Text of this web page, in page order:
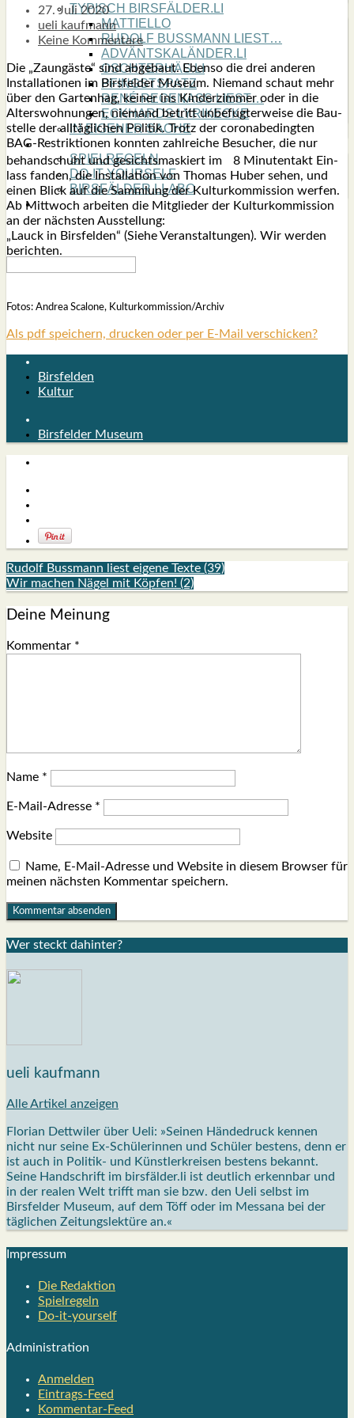
TYPISCH BIRSFÄLDER.LI
MATTIELLO
RUDOLF BUSS­MANN LIEST…
ADVÄNTSKALÄNDER.LI
OSCHTERHÄS.LI
PFINGST­SPATZ
RENÉ REGEN­ASS LIEST…
ECK­HARDS LYRIK­ECKE
IN EIGE­NER SACHE
SO GOOT’S
SPIEL­RE­GELN
DO-IT-YOUR­S­ELF
BIRSFÄLDER.LI-ABO
SHOUT­BOX
27. Juli 2020
ueli kaufmann
Keine Kommentare
Die „Zaun­gäs­te“ sind abge­baut. Eben­so die drei ande­ren
Instal­la­tio­nen im Birs­fel­der Muse­um. Nie­mand schaut mehr
über den Gar­ten­hag, kei­ner ins Kin­der­zim­mer oder in die
Alters­woh­nun­gen, nie­mand betritt unbe­fug­ter­wei­se die Bau­
stel­le der all­täg­li­chen Poli­tik. Trotz der coro­nabe­ding­ten
BAG-Restrik­tio­nen konn­ten zahl­rei­che Besu­cher, die nur
behand­schuht und gesichts­mas­kiert im 8 Minu­ten­takt Ein­
lass fan­den, die Instal­la­ti­on von Tho­mas Huber sehen, und
einen Blick auf die Samm­lung der Kul­tur­kom­mis­si­on wer­fen.
Ab Mitt­woch arbei­ten die Mit­glie­der der Kul­tur­kom­mis­si­on
an der nächs­ten Aus­stel­lung:
„Lauck in Birs­fel­den“ (Sie­he Ver­an­stal­tun­gen). Wir wer­den
berich­ten.
Fotos: Andrea Sca­lo­ne, Kulturkommission/Archiv
Als pdf speichern, drucken oder per E-Mail verschicken?
Birsfelden
Kultur
Birsfelder Museum
Rudolf Bussmann liest eigene Texte (39)
Wir machen Nägel mit Köpfen! (2)
Deine Meinung
Kommentar *
Name *
E-Mail-Adresse *
Website
Name, E-Mail-Adresse und Website in diesem Browser für
meinen nächsten Kommentar speichern.
Wer steckt dahin­ter?
ueli kaufmann
Alle Artikel anzeigen
Florian Dettwiler über Ueli: »Seinen Händedruck kennen
nicht nur seine Ex-Schülerinnen und Schüler bestens, denn er
ist auch in Politik- und Künstlerkreisen bestens bekannt.
Seine Handschrift im birsfälder.li ist deutlich erkennbar und
in der realen Welt trifft man sie bzw. den Ueli selbst im
Birsfelder Museum, auf dem Töff oder im Messana bei der
täglichen Zeitungslektüre an.«
Impres­sum
Die Redak­ti­on
Spiel­re­geln
Do-it-your­s­elf
Admi­nis­tra­ti­on
Anmelden
Eintrags-Feed
Kommentar-Feed